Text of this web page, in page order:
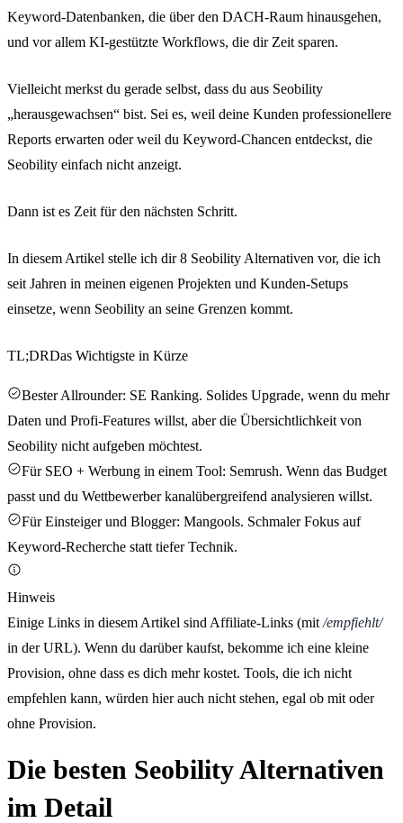
Keyword-Datenbanken, die über den DACH-Raum hinausgehen,
und vor allem KI-gestützte Workflows, die dir Zeit sparen.
Vielleicht merkst du gerade selbst, dass du aus Seobility
„herausgewachsen“ bist. Sei es, weil deine Kunden professionellere
Reports erwarten oder weil du Keyword-Chancen entdeckst, die
Seobility einfach nicht anzeigt.
Dann ist es Zeit für den nächsten Schritt.
In diesem Artikel stelle ich dir 8 Seobility Alternativen vor, die ich
seit Jahren in meinen eigenen Projekten und Kunden-Setups
einsetze, wenn Seobility an seine Grenzen kommt.
TL;DRDas Wichtigste in Kürze
Bester Allrounder: SE Ranking. Solides Upgrade, wenn du mehr
Daten und Profi-Features willst, aber die Übersichtlichkeit von
Seobility nicht aufgeben möchtest.
Für SEO + Werbung in einem Tool: Semrush. Wenn das Budget
passt und du Wettbewerber kanalübergreifend analysieren willst.
Für Einsteiger und Blogger: Mangools. Schmaler Fokus auf
Keyword-Recherche statt tiefer Technik.
Hinweis
Einige Links in diesem Artikel sind Affiliate-Links (mit /empfiehlt/
in der URL). Wenn du darüber kaufst, bekomme ich eine kleine
Provision, ohne dass es dich mehr kostet. Tools, die ich nicht
empfehlen kann, würden hier auch nicht stehen, egal ob mit oder
ohne Provision.
Die besten Seobility Alternativen
im Detail